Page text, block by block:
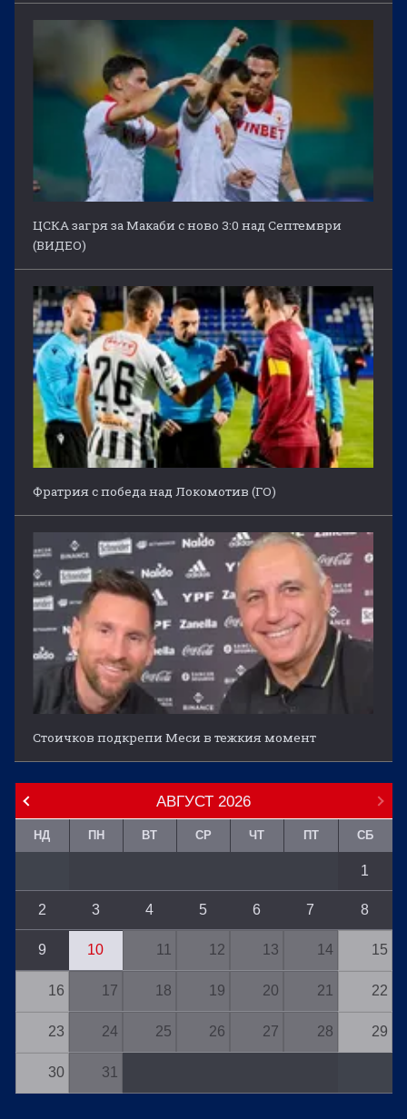
ЦСКА загря за Макаби с ново 3:0 над Септември
(ВИДЕО)
Фратрия с победа над Локомотив (ГО)
Стоичков подкрепи Меси в тежкия момент
АВГУСТ 2026
НД ПН ВТ СР ЧТ ПТ СБ
1
2 3 4 5 6 7 8
9 10 11 12 13 14 15
16 17 18 19 20 21 22
23 24 25 26 27 28 29
30 31